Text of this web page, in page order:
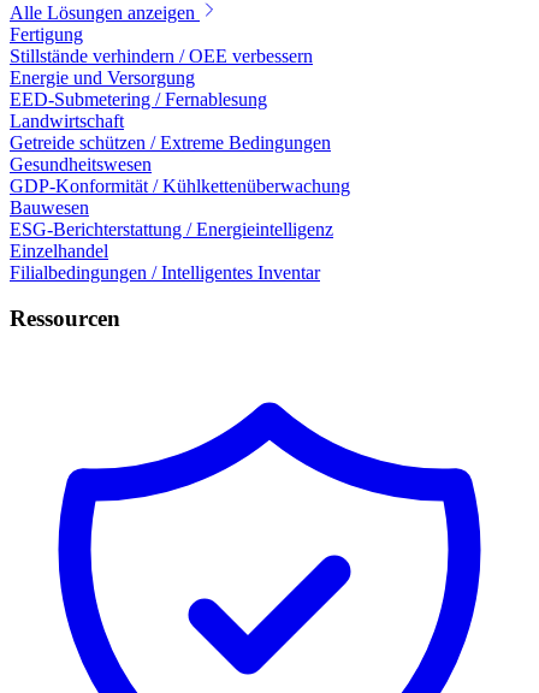
Alle Lösungen anzeigen
Fertigung
Stillstände verhindern / OEE verbessern
Energie und Versorgung
EED-Submetering / Fernablesung
Landwirtschaft
Getreide schützen / Extreme Bedingungen
Gesundheitswesen
GDP-Konformität / Kühlkettenüberwachung
Bauwesen
ESG-Berichterstattung / Energieintelligenz
Einzelhandel
Filialbedingungen / Intelligentes Inventar
Ressourcen